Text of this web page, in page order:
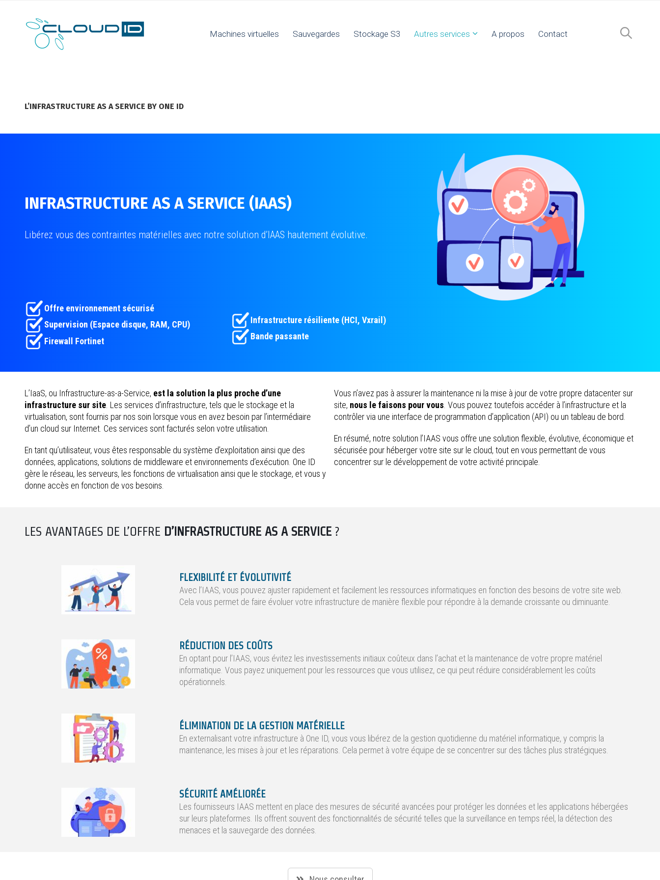
Machines virtuelles Sauvegardes Stockage S3 Autres services A propos Contact
L’INFRASTRUCTURE AS A SERVICE BY ONE ID
INFRASTRUCTURE AS A SERVICE (IAAS)
Libérez vous des contraintes matérielles avec notre solution d’IAAS hautement évolutive.
Offre environnement sécurisé
Supervision (Espace disque, RAM, CPU)
Firewall Fortinet
Infrastructure résiliente (HCI, Vxrail)
Bande passante
L’IaaS, ou Infrastructure-as-a-Service, est la solution la plus proche d’une
infrastructure sur site. Les services d’infrastructure, tels que le stockage et la
virtualisation, sont fournis par nos soin lorsque vous en avez besoin par l’intermédiaire
d’un cloud sur Internet. Ces services sont facturés selon votre utilisation.
En tant qu’utilisateur, vous êtes responsable du système d’exploitation ainsi que des
données, applications, solutions de middleware et environnements d’exécution. One ID
gère le réseau, les serveurs, les fonctions de virtualisation ainsi que le stockage, et vous y
donne accès en fonction de vos besoins.
Vous n’avez pas à assurer la maintenance ni la mise à jour de votre propre datacenter sur
site, nous le faisons pour vous. Vous pouvez toutefois accéder à l’infrastructure et la
contrôler via une interface de programmation d’application (API) ou un tableau de bord.
En résumé, notre solution l’IAAS vous offre une solution flexible, évolutive, économique et
sécurisée pour héberger votre site sur le cloud, tout en vous permettant de vous
concentrer sur le développement de votre activité principale.
LES AVANTAGES DE L’OFFRE D’INFRASTRUCTURE AS A SERVICE ?
FLEXIBILITÉ ET ÉVOLUTIVITÉ
Avec l’IAAS, vous pouvez ajuster rapidement et facilement les ressources informatiques en fonction des besoins de votre site web.
Cela vous permet de faire évoluer votre infrastructure de manière flexible pour répondre à la demande croissante ou diminuante.
RÉDUCTION DES COÛTS
En optant pour l’IAAS, vous évitez les investissements initiaux coûteux dans l’achat et la maintenance de votre propre matériel
informatique. Vous payez uniquement pour les ressources que vous utilisez, ce qui peut réduire considérablement les coûts
opérationnels.
ÉLIMINATION DE LA GESTION MATÉRIELLE
En externalisant votre infrastructure à One ID, vous vous libérez de la gestion quotidienne du matériel informatique, y compris la
maintenance, les mises à jour et les réparations. Cela permet à votre équipe de se concentrer sur des tâches plus stratégiques.
SÉCURITÉ AMÉLIORÉE
Les fournisseurs IAAS mettent en place des mesures de sécurité avancées pour protéger les données et les applications hébergées
sur leurs plateformes. Ils offrent souvent des fonctionnalités de sécurité telles que la surveillance en temps réel, la détection des
menaces et la sauvegarde des données.